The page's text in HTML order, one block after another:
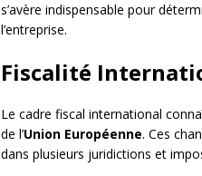
s’avère indispensable pour
l’entreprise.
Fiscalité
Le cadre fiscal international
de l’Union Européenne. Ces
dans plusieurs juridictions et